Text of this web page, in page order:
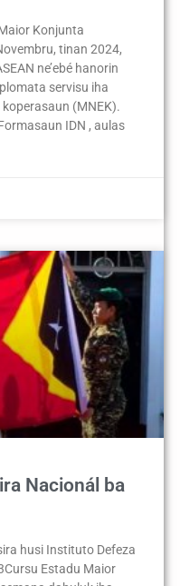
Konjunta
tinan 2024,
ne’ebé hanorin
servisu iha
(MNEK).
IDN , aulas
Nacionál ba
husi Instituto Defeza
Estadu Maior